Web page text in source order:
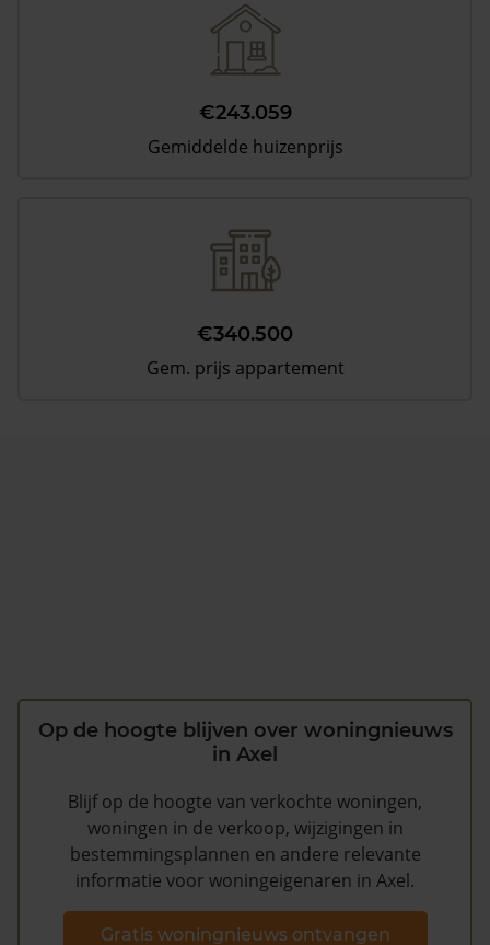
€243.059
Gemiddelde huizenprijs
€340.500
Gem. prijs appartement
Op de hoogte blijven over woningnieuws
in Axel
Blijf op de hoogte van verkochte woningen,
woningen in de verkoop, wijzigingen in
bestemmingsplannen en andere relevante
informatie voor woningeigenaren in Axel.
Gratis woningnieuws ontvangen